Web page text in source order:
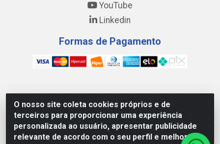
O nosso site coleta cookies próprios e de
terceiros para proporcionar uma experiência
personalizada ao usuário, apresentar publicidade
relevante de acordo com o seu perfil e melhorar a
YouTube
Linkedin
Formas de Pagamento
WING DISTRIBUIDORA COMÉRCIO E LOGÍSTICA DE MATERIAL
DE CONSTRUÇÕES LTDA - AV. DA INTEGRAÇÃO, 790 -
PATRÍCIA GOMES, CAUCAIA/CE - CEP 61.604-505 - CNPJ
17.523.384/0001-20